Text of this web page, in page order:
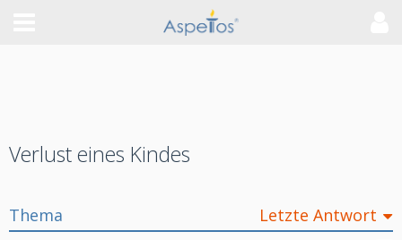
Verlust eines Kindes
Thema Letzte Antwort